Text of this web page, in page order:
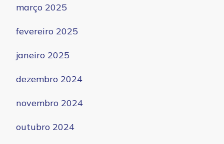
março 2025
fevereiro 2025
janeiro 2025
dezembro 2024
novembro 2024
outubro 2024